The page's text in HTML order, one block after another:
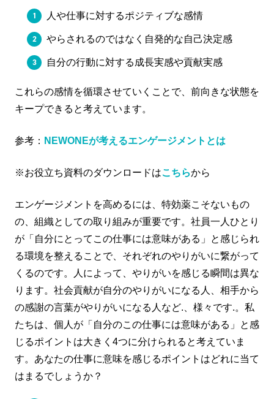
人や仕事に対するポジティブな感情
やらされるのではなく自発的な自己決定感
自分の行動に対する成長実感や貢献実感
これらの感情を循環させていくことで、前向きな状態を
キープできると考えています。
参考： NEWONEが考えるエンゲージメントとは
※お役立ち資料のダウンロードはこちらから
エンゲージメントを高めるには、特効薬こそないもの
の、組織としての取り組みが重要です。社員一人ひとり
が「自分にとってこの仕事には意味がある」と感じられ
る環境を整えることで、それぞれのやりがいに繋がって
くるのです。人によって、やりがいを感じる瞬間は異な
ります。社会貢献が自分のやりがいになる人、相手から
の感謝の言葉がやりがいになる人など.、様々です.。私
たちは、個人が「自分のこの仕事には意味がある」と感
じるポイントは大きく4つに分けられると考えていま
す。あなたの仕事に意味を感じるポイントはどれに当て
はまるでしょうか？